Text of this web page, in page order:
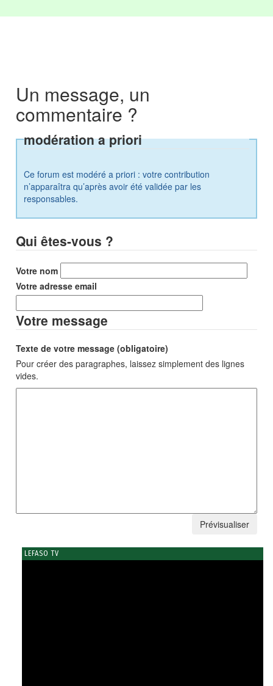
Un message, un
commentaire ?
modération a priori
Ce forum est modéré a priori : votre contribution
n’apparaîtra qu’après avoir été validée par les
responsables.
Qui êtes-vous ?
Votre nom
Votre adresse email
Votre message
Texte de votre message (obligatoire)
Pour créer des paragraphes, laissez simplement des lignes
vides.
LEFASO TV